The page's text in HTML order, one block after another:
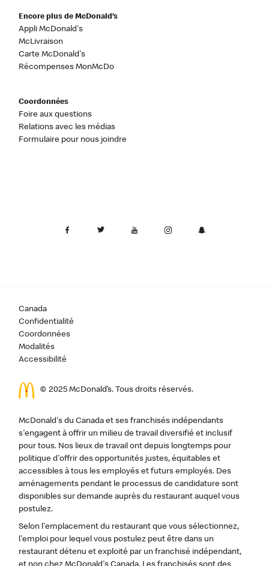
Encore plus de McDonald’s
Appli McDonald's
McLivraison
Carte McDonald's
Récompenses MonMcDo
Coordonnées
Foire aux questions
Relations avec les médias
Formulaire pour nous joindre
Canada
Confidentialité
Coordonnées
Modalités
Accessibilité
© 2025 McDonald’s. Tous droits réservés.
McDonald's du Canada et ses franchisés indépendants
s'engagent à offrir un milieu de travail diversifié et inclusif
pour tous. Nos lieux de travail ont depuis longtemps pour
politique d'offrir des opportunités justes, équitables et
accessibles à tous les employés et futurs employés. Des
aménagements pendant le processus de candidature sont
disponibles sur demande auprès du restaurant auquel vous
postulez.
Selon l'emplacement du restaurant que vous sélectionnez,
l'emploi pour lequel vous postulez peut être dans un
restaurant détenu et exploité par un franchisé indépendant,